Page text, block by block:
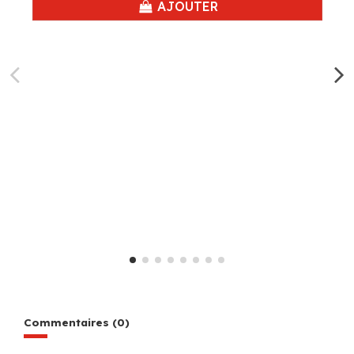
AJOUTER
Commentaires (0)